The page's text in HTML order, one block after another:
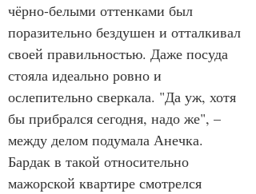
чёрно-белыми оттенками был
поразительно бездушен и отталкивал
своей правильностью. Даже посуда
стояла идеально ровно и
ослепительно сверкала. "Да уж, хотя
бы прибрался сегодня, надо же", –
между делом подумала Анечка.
Бардак в такой относительно
мажорской квартире смотрелся